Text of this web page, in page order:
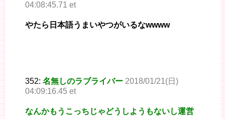
04:08:45.71 et
やたら日本語うまいやつがいるなwwww
352: 名無しのラブライバー 2018/01/21(日)
04:09:16.45 et
なんかもうこっちじゃどうしようもないし運営